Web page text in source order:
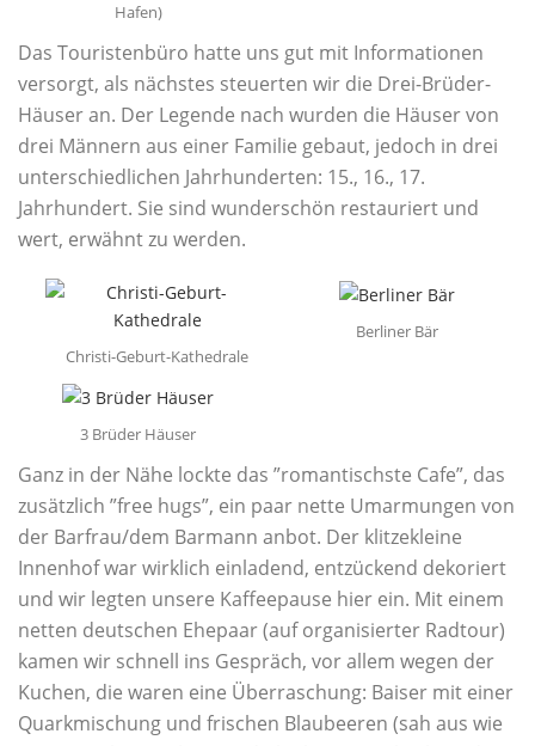
Hafen)
Das Touristenbüro hatte uns gut mit Informationen
versorgt, als nächstes steuerten wir die Drei-Brüder-
Häuser an. Der Legende nach wurden die Häuser von
drei Männern aus einer Familie gebaut, jedoch in drei
unterschiedlichen Jahrhunderten: 15., 16., 17.
Jahrhundert. Sie sind wunderschön restauriert und
wert, erwähnt zu werden.
Berliner Bär
Christi-Geburt-Kathedrale
3 Brüder Häuser
Ganz in der Nähe lockte das ”romantischste Cafe”, das
zusätzlich ”free hugs”, ein paar nette Umarmungen von
der Barfrau/dem Barmann anbot. Der klitzekleine
Innenhof war wirklich einladend, entzückend dekoriert
und wir legten unsere Kaffeepause hier ein. Mit einem
netten deutschen Ehepaar (auf organisierter Radtour)
kamen wir schnell ins Gespräch, vor allem wegen der
Kuchen, die waren eine Überraschung: Baiser mit einer
Quarkmischung und frischen Blaubeeren (sah aus wie